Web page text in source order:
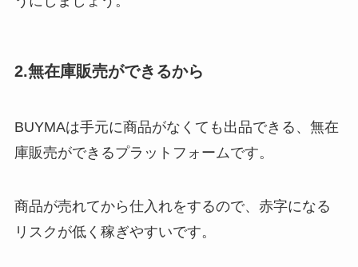
2.無在庫販売ができるから
BUYMAは手元に商品がなくても出品できる、無在
庫販売ができるプラットフォームです。
商品が売れてから仕入れをするので、赤字になる
リスクが低く稼ぎやすいです。